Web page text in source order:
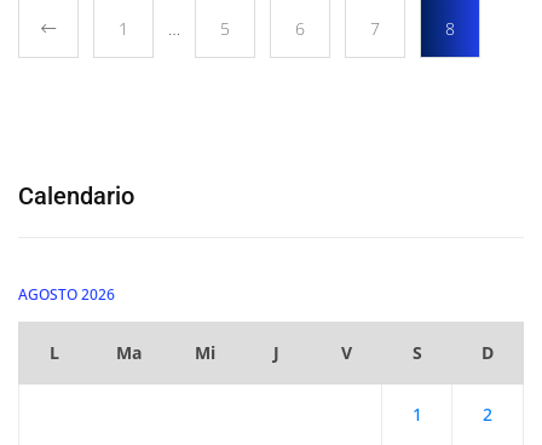
1 … 5 6 7 8
Calendario
AGOSTO 2026
L Ma Mi J V S D
1 2